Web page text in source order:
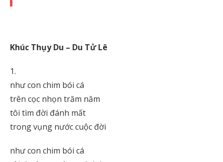
Khúc Thụy Du – Du Tử Lê
1.
như con chim bói cá
trên cọc nhọn trăm năm
tôi tìm đời đánh mất
trong vụng nước cuộc đời
như con chim bói cá